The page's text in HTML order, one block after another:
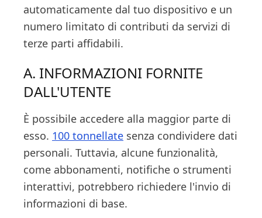
automaticamente dal tuo dispositivo e un
numero limitato di contributi da servizi di
terze parti affidabili.
A. INFORMAZIONI FORNITE
DALL'UTENTE
È possibile accedere alla maggior parte di
esso. 100 tonnellate senza condividere dati
personali. Tuttavia, alcune funzionalità,
come abbonamenti, notifiche o strumenti
interattivi, potrebbero richiedere l'invio di
informazioni di base.